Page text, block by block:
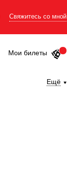
Свяжитесь со мной
Мои билеты
Ещё